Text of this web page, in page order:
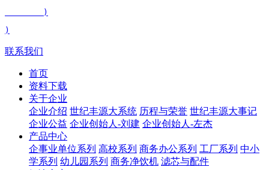
        )
联系我们
首页
资料下载
关于企业
企业介绍 世纪丰源大系统 历程与荣誉 世纪丰源大事记
企业公益 企业创始人-刘建 企业创始人-左杰
产品中心
企事业单位系列 高校系列 商务办公系列 工厂系列 中小
学系列 幼儿园系列 商务净饮机 滤芯与配件